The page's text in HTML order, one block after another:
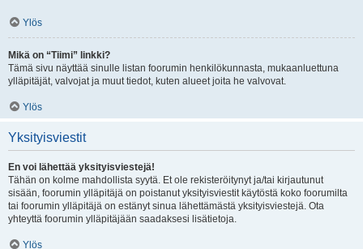
Ylös
Mikä on “Tiimi” linkki?
Tämä sivu näyttää sinulle listan foorumin henkilökunnasta, mukaanluettuna
ylläpitäjät, valvojat ja muut tiedot, kuten alueet joita he valvovat.
Ylös
Yksityisviestit
En voi lähettää yksityisviestejä!
Tähän on kolme mahdollista syytä. Et ole rekisteröitynyt ja/tai kirjautunut
sisään, foorumin ylläpitäjä on poistanut yksityisviestit käytöstä koko foorumilta
tai foorumin ylläpitäjä on estänyt sinua lähettämästä yksityisviestejä. Ota
yhteyttä foorumin ylläpitäjään saadaksesi lisätietoja.
Ylös